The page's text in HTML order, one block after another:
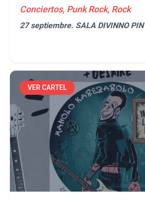
Conciertos, Punk Rock, Rock
27 septiembre. SALA DIVINNO
VER CARTEL